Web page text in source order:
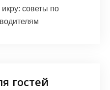
икру: советы по
гостей